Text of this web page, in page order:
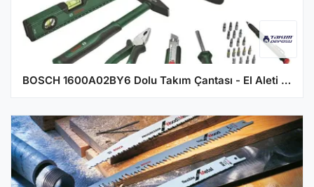
BOSCH 1600A02BY6 Dolu Takım Çantası - El Aleti Seti Universal Set 1 25 Parça